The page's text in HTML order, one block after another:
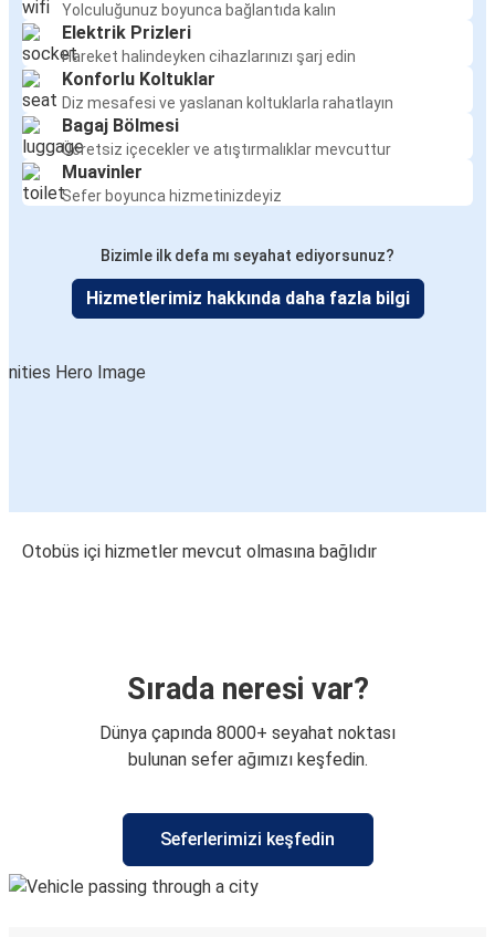
Yolculuğunuz boyunca bağlantıda kalın
Elektrik Prizleri
Hareket halindeyken cihazlarınızı şarj edin
Konforlu Koltuklar
Diz mesafesi ve yaslanan koltuklarla rahatlayın
Bagaj Bölmesi
Ücretsiz içecekler ve atıştırmalıklar mevcuttur
Muavinler
Sefer boyunca hizmetinizdeyiz
Bizimle ilk defa mı seyahat ediyorsunuz?
Hizmetlerimiz hakkında daha fazla bilgi
Otobüs içi hizmetler mevcut olmasına bağlıdır
Sırada neresi var?
Dünya çapında 8000+ seyahat noktası
bulunan sefer ağımızı keşfedin.
Seferlerimizi keşfedin